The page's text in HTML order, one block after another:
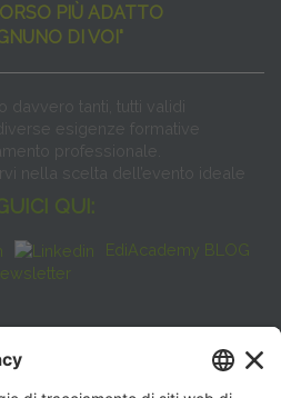
PIÙ ADATTO
DI VOI"
davvero tanti, tutti validi
esigenze formative
professionale.
nella scelta dell’evento ideale
QUI:
EdiAcademy BLOG